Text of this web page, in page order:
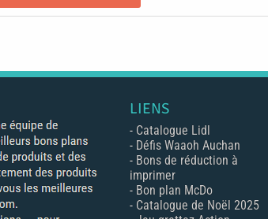
LIENS
- Catalogue Lidl
- Défis Waaoh Auchan
- Bons de réduction à
imprimer
- Bon plan McDo
- Catalogue de Noël 2025